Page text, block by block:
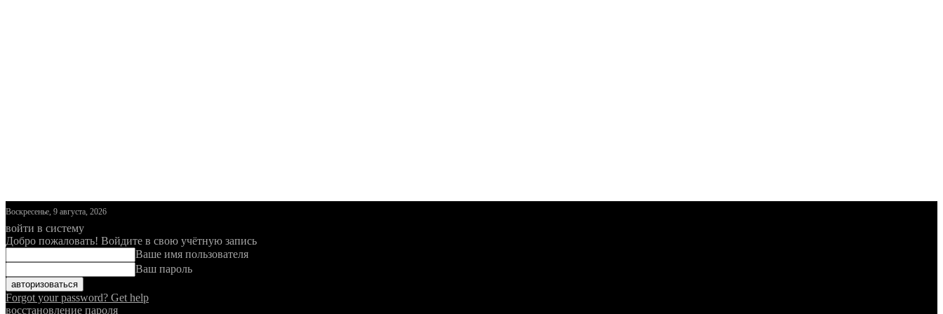
Воскресенье, 9 августа, 2026
войти в систему
Добро пожаловать! Войдите в свою учётную запись
Ваше имя пользователя
Ваш пароль
Forgot your password? Get help
восстановление пароля